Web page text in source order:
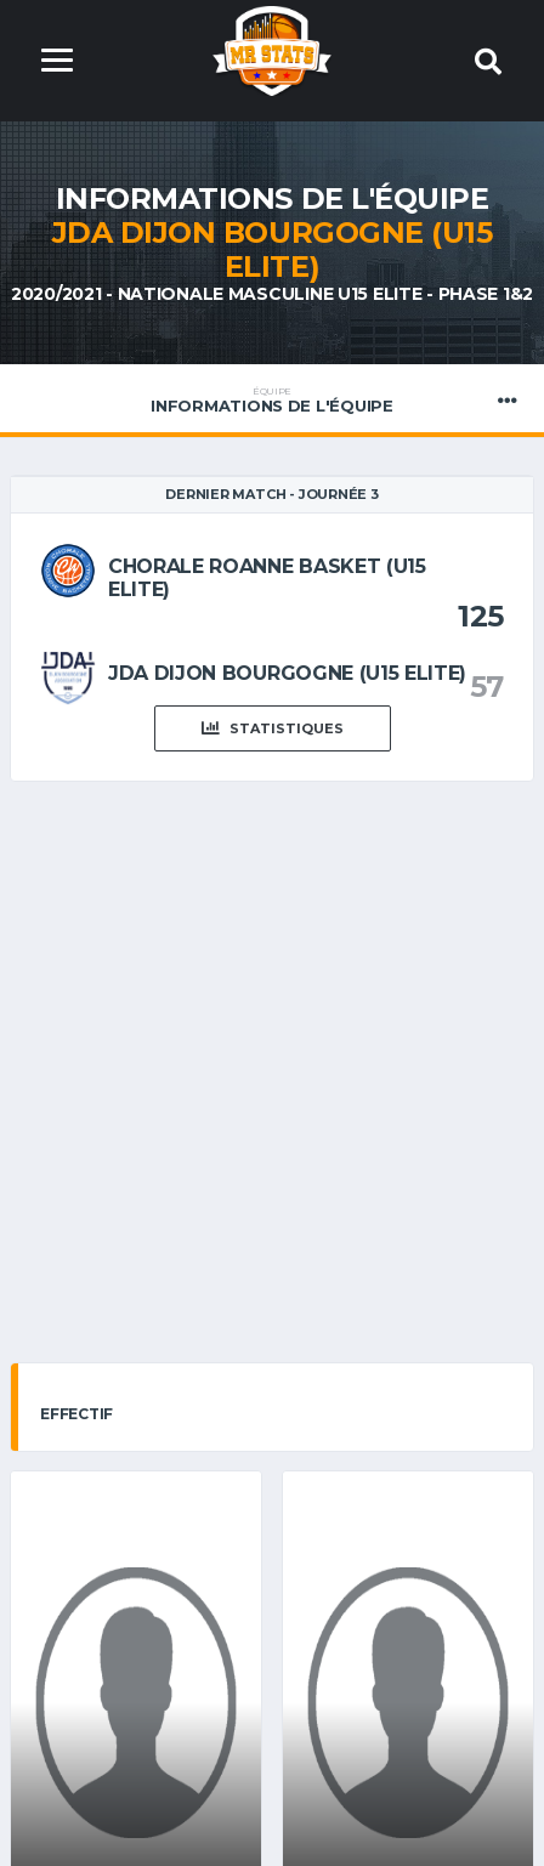
INFORMATIONS DE L'ÉQUIPE
JDA DIJON BOURGOGNE (U15
ELITE)
2020/2021 - NATIONALE MASCULINE U15 ELITE - PHASE 1&2
ÉQUIPE
INFORMATIONS DE L'ÉQUIPE
DERNIER MATCH - JOURNÉE 3
CHORALE ROANNE BASKET (U15
ELITE)
125
57
JDA DIJON BOURGOGNE (U15 ELITE)
STATISTIQUES
EFFECTIF